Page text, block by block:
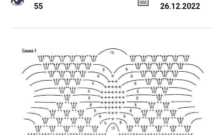
55 26.12.2022